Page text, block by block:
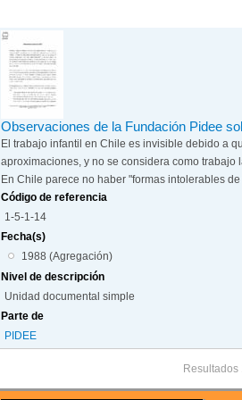
Observaciones de la Fundación Pidee
El trabajo infantil en Chile es invisible debido a
aproximaciones, y no se considera como trabajo
En Chile parece no haber "formas intolerables de
Código de referencia
1-5-1-14
Fecha(s)
1988 (Agregación)
Nivel de descripción
Unidad documental simple
Parte de
PIDEE
Resultados